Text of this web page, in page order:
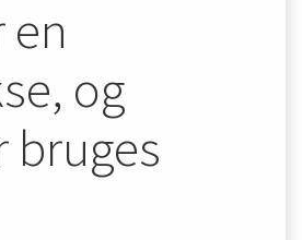
en
og
bruges